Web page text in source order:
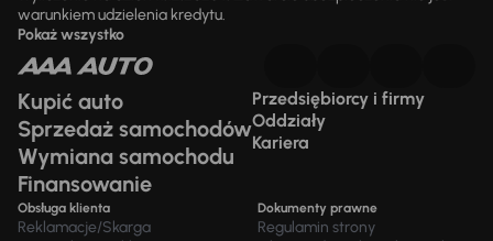
warunkiem udzielenia kredytu.
Pokaż wszystko
Kupić auto
Sprzedaż samochodów
Wymiana samochodu
Finansowanie
Przedsiębiorcy i firmy
Oddziały
Kariera
Obsługa klienta
Reklamacje/Skarga
Dokumenty prawne
Regulamin strony